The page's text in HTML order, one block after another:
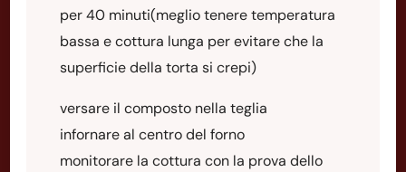
per 40 minuti(meglio tenere temperatura
bassa e cottura lunga per evitare che la
superficie della torta si crepi)
versare il composto nella teglia
infornare al centro del forno
monitorare la cottura con la prova dello